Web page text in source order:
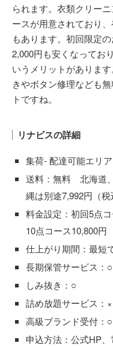
られます。衣類クリー
ースが用意されており
もあります。初回限定
2,000円も安くなってお
いうメリットがありま
きやボタン修理なども
トですね。
リナビスの詳細
集荷- 配達可能エリ
送料：無料 北海道
縄は別途7,992円（税
料金設定：初回5点
10点コース10,800
仕上がり期間：最短
長期保管サービス：○
しみ抜き：○
詰め放題サービス：×
高級ブランド受付：○
申込方法：公式HP